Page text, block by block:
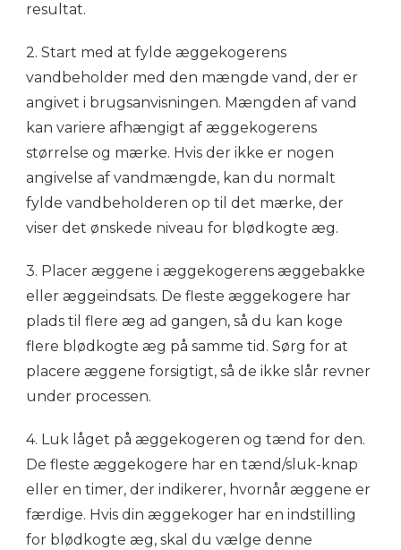
resultat.
2. Start med at fylde æggekogerens
vandbeholder med den mængde vand, der er
angivet i brugsanvisningen. Mængden af vand
kan variere afhængigt af æggekogerens
størrelse og mærke. Hvis der ikke er nogen
angivelse af vandmængde, kan du normalt
fylde vandbeholderen op til det mærke, der
viser det ønskede niveau for blødkogte æg.
3. Placer æggene i æggekogerens æggebakke
eller æggeindsats. De fleste æggekogere har
plads til flere æg ad gangen, så du kan koge
flere blødkogte æg på samme tid. Sørg for at
placere æggene forsigtigt, så de ikke slår revner
under processen.
4. Luk låget på æggekogeren og tænd for den.
De fleste æggekogere har en tænd/sluk-knap
eller en timer, der indikerer, hvornår æggene er
færdige. Hvis din æggekoger har en indstilling
for blødkogte æg, skal du vælge denne